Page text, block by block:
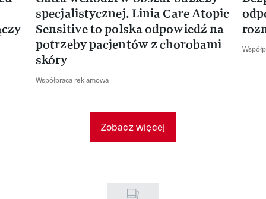
specjalistycznej. Linia Care Atopic
Sensitive to polska odpowiedź na
potrzeby pacjentów z chorobami
skóry
Współpraca reklamowa
Zobacz więcej